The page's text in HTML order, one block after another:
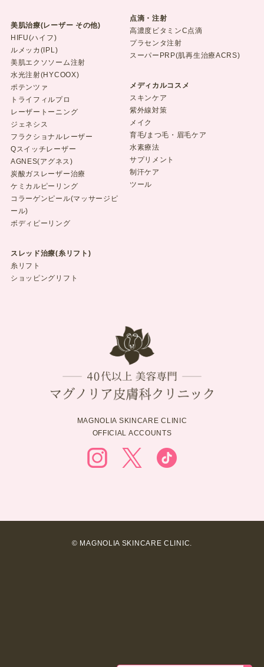
美肌治療(レーザー その他)
HIFU(ハイフ)
ルメッカ(IPL)
美肌エクソソーム注射
水光注射(HYCOOX)
ポテンツァ
トライフィルプロ
レーザートーニング
ジェネシス
フラクショナルレーザー
Qスイッチレーザー
AGNES(アグネス)
炭酸ガスレーザー治療
ケミカルピーリング
コラーゲンピール(マッサージピ
ール)
ボディピーリング
スレッド治療(糸リフト)
糸リフト
ショッピングリフト
点滴・注射
高濃度ビタミンC点滴
プラセンタ注射
スーパーPRP(肌再生治療ACRS)
メディカルコスメ
スキンケア
紫外線対策
メイク
育毛/まつ毛・眉毛ケア
水素療法
サプリメント
制汗ケア
ツール
MAGNOLIA SKINCARE CLINIC
OFFICIAL ACCOUNTS
© MAGNOLIA SKINCARE CLINIC.